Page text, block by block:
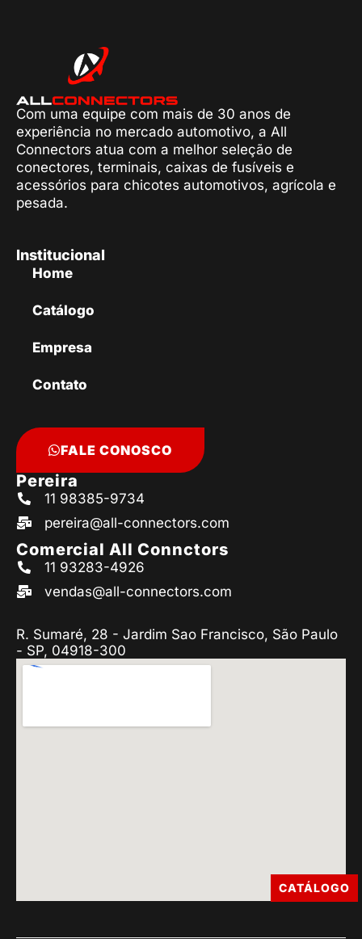
Com uma equipe com mais de 30 anos de
experiência no mercado automotivo, a All
Connectors atua com a melhor seleção de
conectores, terminais, caixas de fusíveis e
acessórios para chicotes automotivos, agrícola e
pesada.
Institucional
Home
Catálogo
Empresa
Contato
FALE CONOSCO
Pereira
11 98385-9734
pereira@all-connectors.com
Comercial All Connctors
11 93283-4926
vendas@all-connectors.com
R. Sumaré, 28 - Jardim Sao Francisco, São Paulo
- SP, 04918-300
CATÁLOGO